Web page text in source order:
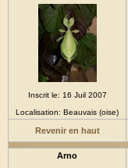
Inscrit le: 16 Juil 2007
Localisation: Beauvais (oise)
Revenir en haut
Arno